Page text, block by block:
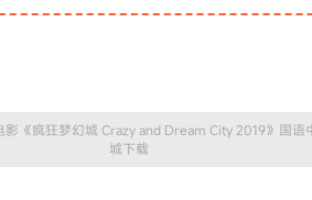
影《疯狂梦幻城 Crazy and Dream City 2019》国
城下载